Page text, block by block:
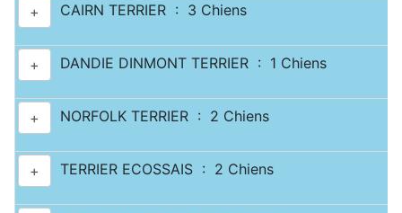
+ CAIRN TERRIER : 3 Chiens
+ DANDIE DINMONT TERRIER : 1 Chiens
+ NORFOLK TERRIER : 2 Chiens
+ TERRIER ECOSSAIS : 2 Chiens